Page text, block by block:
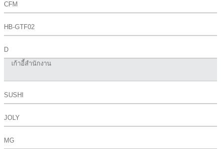
CFM
HB-GTF02
D
เก้าอี้สำนักงาน
SUSHI
JOLY
MG